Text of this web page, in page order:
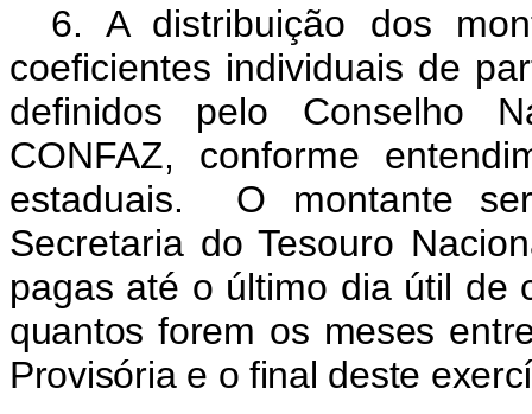
6. A distribuição dos
coeficientes individuais de
definidos pelo Conselho
CONFAZ, conforme
estaduais. O montante
Secretaria do Tesouro
pagas até o último dia útil de
quantos forem os meses
Provisória e o final deste